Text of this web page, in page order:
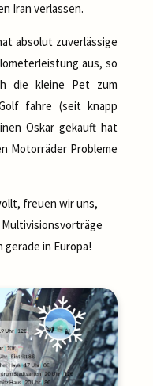
Iran verlassen.
absolut zuverlässige
aus, so
die kleine Pet zum
fahre (seit knapp
Oskar gekauft hat
Motorräder Probleme
freuen wir uns,
gerade in Europa!